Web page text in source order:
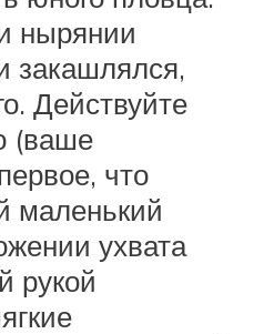
нырянии
закашлялся,
Действуйте
(ваше
что
маленький
ухвата
рукой